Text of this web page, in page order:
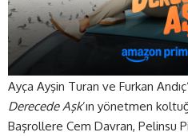
Ayça Ayşin Turan ve Furkan
Derecede Aşk’ın yönetmen
Başrollere Cem Davran, Pelinsu